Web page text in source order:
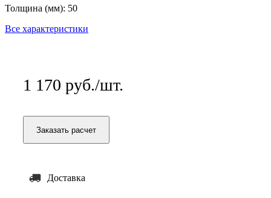
Толщина (мм): 50
Все характеристики
1 170 руб./шт.
Заказать расчет
Доставка